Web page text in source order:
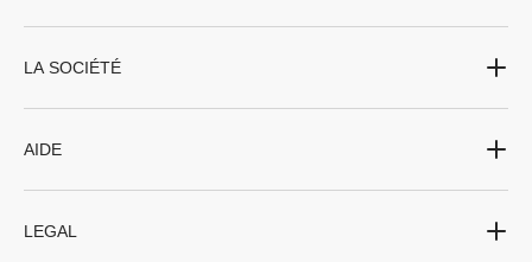
LA SOCIÉTÉ
AIDE
LEGAL